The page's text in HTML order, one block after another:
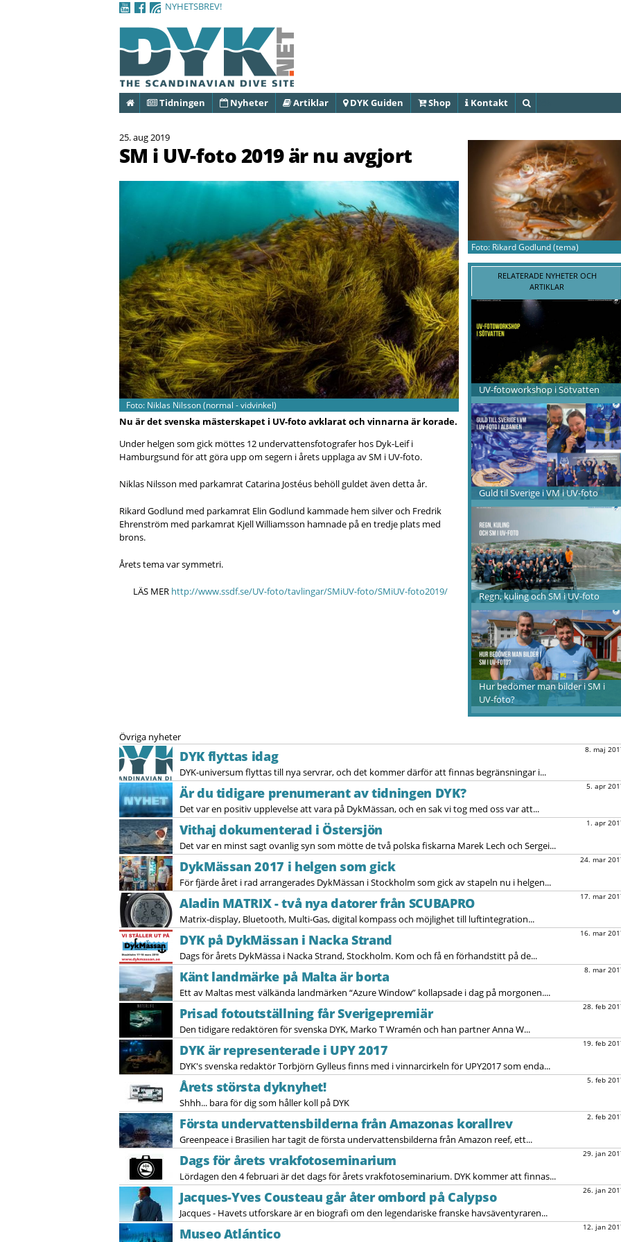
NYHETSBREV!
HemTidningen Nyheter Artiklar DYK Guiden Shop Kontakt
25. aug 2019
SM i UV-foto 2019 är nu avgjort
Foto: Niklas Nilsson (normal - vidvinkel)
Nu är det svenska mästerskapet i UV-foto avklarat och vinnarna är korade.
Under helgen som gick möttes 12 undervattensfotografer hos Dyk-Leif i
Hamburgsund för att göra upp om segern i årets upplaga av SM i UV-foto.
Niklas Nilsson med parkamrat Catarina Jostéus behöll guldet även detta år.
Rikard Godlund med parkamrat Elin Godlund kammade hem silver och Fredrik
Ehrenström med parkamrat Kjell Williamsson hamnade på en tredje plats med
brons.
Årets tema var symmetri.
LÄS MER http://www.ssdf.se/UV-foto/tavlingar/SMiUV-foto/SMiUV-foto2019/
Foto: Rikard Godlund (tema)
RELATERADE NYHETER OCH
ARTIKLAR
UV-fotoworkshop i Sötvatten
Guld til Sverige i VM i UV-foto
Regn, kuling och SM i UV-foto
Hur bedömer man bilder i SM i
UV-foto?
Övriga nyheter
8. maj
DYK flyttas idag
DYK-universum flyttas till nya servrar, och det kommer därför att finnas begränsningar i...
5. apr
Är du tidigare prenumerant av tidningen DYK?
Det var en positiv upplevelse att vara på DykMässan, och en sak vi tog med oss var att...
1. apr
Vithaj dokumenterad i Östersjön
Det var en minst sagt ovanlig syn som mötte de två polska fiskarna Marek Lech och Sergei...
24. mar
DykMässan 2017 i helgen som gick
För fjärde året i rad arrangerades DykMässan i Stockholm som gick av stapeln nu i helgen...
17. mar
Aladin MATRIX - två nya datorer från SCUBAPRO
Matrix-display, Bluetooth, Multi-Gas, digital kompass och möjlighet till luftintegration...
16. mar
DYK på DykMässan i Nacka Strand
Dags för årets DykMässa i Nacka Strand, Stockholm. Kom och få en förhandstitt på de...
8. mar
Känt landmärke på Malta är borta
Ett av Maltas mest välkända landmärken “Azure Window” kollapsade i dag på morgonen....
28. feb
Prisad fotoutställning får Sverigepremiär
Den tidigare redaktören för svenska DYK, Marko T Wramén och han partner Anna W...
19. feb
DYK är representerade i UPY 2017
DYK's svenska redaktör Torbjörn Gylleus finns med i vinnarcirkeln för UPY2017 som enda...
5. feb
Årets största dyknyhet!
Shhh... bara för dig som håller koll på DYK
2. feb
Första undervattensbilderna från Amazonas korallrev
Greenpeace i Brasilien har tagit de första undervattensbilderna från Amazon reef, ett...
29. jan
Dags för årets vrakfotoseminarium
Lördagen den 4 februari är det dags för årets vrakfotoseminarium. DYK kommer att finnas...
26. jan
Jacques-Yves Cousteau går åter ombord på Calypso
Jacques - Havets utforskare är en biografi om den legendariske franske havsäventyraren...
12. jan
Museo Atlántico